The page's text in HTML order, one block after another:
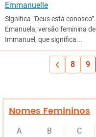
Emmanuelle
Significa “Deus está
Emanuela, versão feminina
Immanuel, que significa...
8 9
Nomes Femininos
A B C